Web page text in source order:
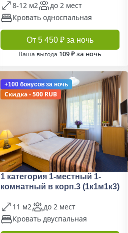
8-12 м2
до 2 мест
Кровать односпальная
От 5 450 ₽ за ночь
Ваша выгода 109 ₽ за ночь
+100 бонусов за ночь
Скидка - 500 RUB
1 категория 1-местный 1-
комнатный в корп.3 (1к1м1к3)
11 м2
до 2 мест
Кровать двуспальная